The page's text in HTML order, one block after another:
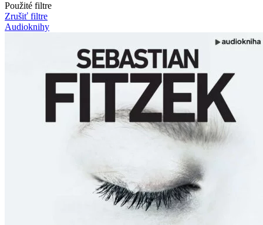
Použité filtre
Zrušiť filtre
Audioknihy